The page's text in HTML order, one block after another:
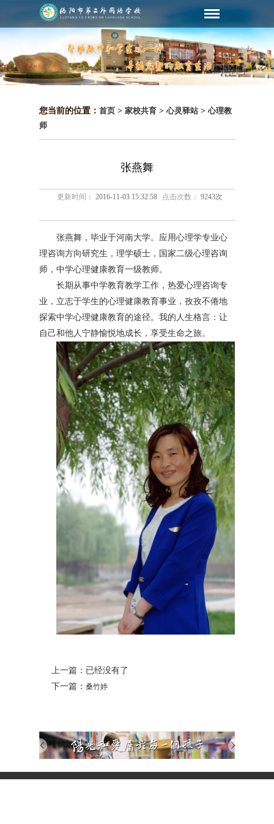
您当前的位置： 首页 > 家校共育 >心灵驿站>心理教
师
张燕舞
更新时间： 2016-11-03 15:32:58 点击次数： 9243次
张燕舞，毕业于河南大学。应用心理学专业心
理咨询方向研究生，理学硕士，国家二级心理咨询
师，中学心理健康教育一级教师。
长期从事中学教育教学工作，热爱心理咨询专
业，立志于学生的心理健康教育事业，孜孜不倦地
探索中学心理健康教育的途径。我的人生格言：让
自己和他人宁静愉悦地成长，享受生命之旅。
上一篇：已经没有了
下一篇： 桑竹婷